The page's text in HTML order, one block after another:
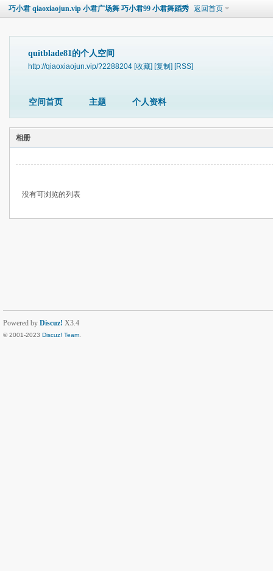
巧小君 qiaoxiaojun.vip 小君广场舞 巧小君99 小君舞蹈秀 返回首页
quitblade81的个人空间
http://qiaoxiaojun.vip/?2288204 [收藏] [复制] [RSS]
空间首页 主题 个人资料
相册
没有可浏览的列表
Powered by Discuz! X3.4
© 2001-2023 Discuz! Team